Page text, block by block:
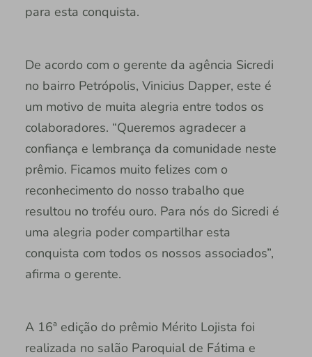
para esta conquista.
De acordo com o gerente da agência Sicredi
no bairro Petrópolis, Vinicius Dapper, este é
um motivo de muita alegria entre todos os
colaboradores. “Queremos agradecer a
confiança e lembrança da comunidade neste
prêmio. Ficamos muito felizes com o
reconhecimento do nosso trabalho que
resultou no troféu ouro. Para nós do Sicredi é
uma alegria poder compartilhar esta
conquista com todos os nossos associados”,
afirma o gerente.
A 16ª edição do prêmio Mérito Lojista foi
realizada no salão Paroquial de Fátima e